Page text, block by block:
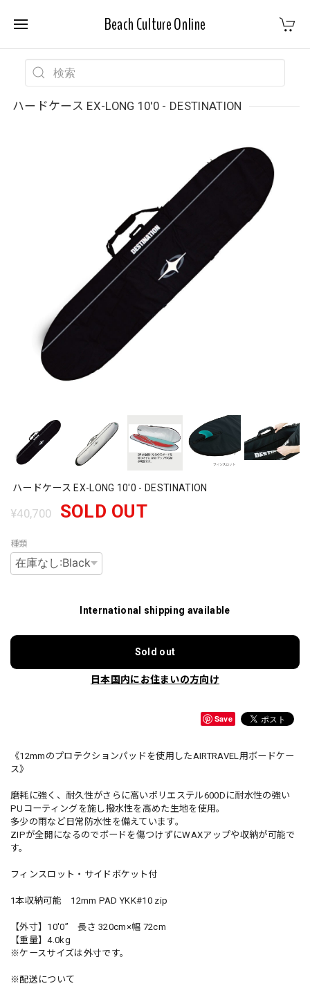
Beach Culture Online
ハードケース EX-LONG 10'0 - DESTINATION
ハードケース EX-LONG 10'0 - DESTINATION
¥40,700 SOLD OUT
種類
International shipping available
Sold out
日本国内にお住まいの方向け
Save
《12mmのプロテクションパッドを使用したAIRTRAVEL用ボードケー
ス》
磨耗に強く、耐久性がさらに高いポリエステル600Dに耐水性の強い
PUコーティングを施し撥水性を高めた生地を使用。
多少の雨など日常防水性を備えています。
ZIPが全開になるのでボードを傷つけずにWAXアップや収納が可能で
す。
フィンスロット・サイドボケット付
1本収納可能 12mm PAD YKK#10 zip
【外寸】10'0” 長さ 320cm×幅 72cm
【重量】4.0kg
※ケースサイズは外寸です。
※配送について